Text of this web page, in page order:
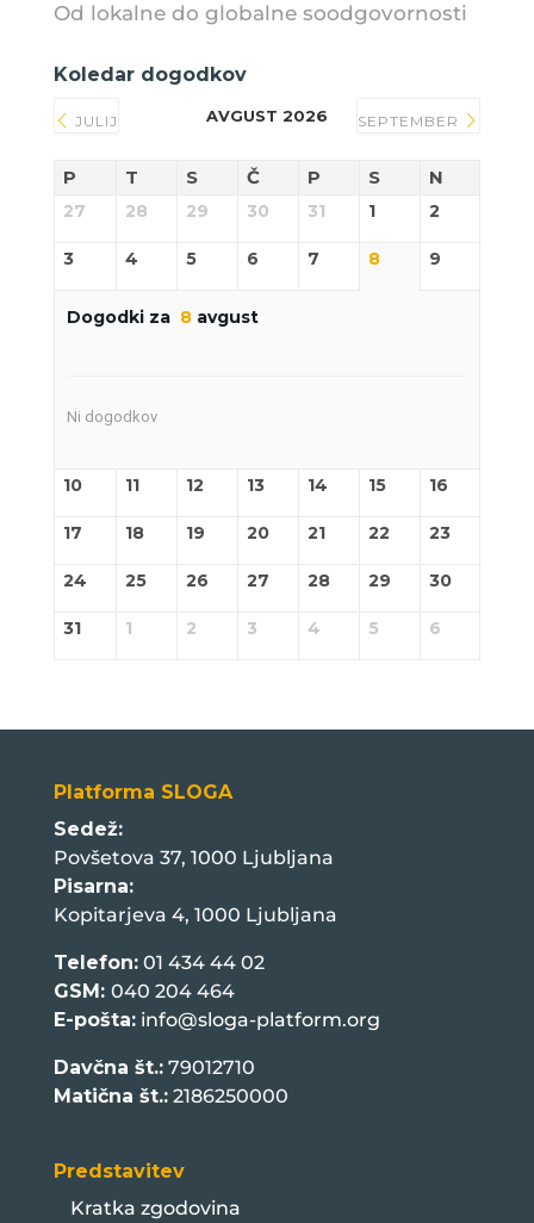
Od lokalne do globalne soodgovornosti
Koledar dogodkov
JULIJ AVGUST 2026 SEPTEMBER
P T S Č P S N
27 28 29 30 31 1 2
3 4 5 6 7 8 9
Dogodki za 8avgust
Ni dogodkov
10 11 12 13 14 15 16
17 18 19 20 21 22 23
24 25 26 27 28 29 30
31 1 2 3 4 5 6
Platforma SLOGA
Sedež:
Povšetova 37, 1000 Ljubljana
Pisarna:
Kopitarjeva 4, 1000 Ljubljana
Telefon:01 434 44 02
GSM: 040 204 464
E-pošta: info@sloga-platform.org
Davčna št.:79012710
Matična št.:2186250000
Predstavitev
Kratka zgodovina